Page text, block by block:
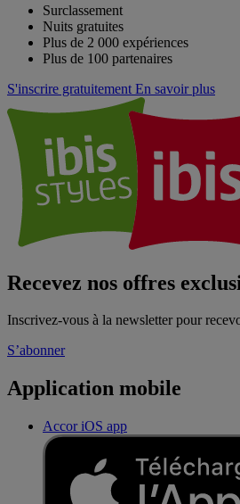
Surclassement
Nuits gratuites
Plus de 2 000 expériences
Plus de 100 partenaires
S'inscrire gratuitement En savoir plus
Recevez nos offres
Inscrivez-vous à la newsletter pour
S’abonner
Application mobile
Accor iOS app